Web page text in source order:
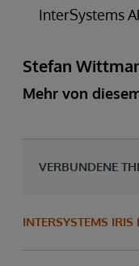
InterSystems
Stefan
Mehr von
VERBUNDENE
INTERSYSTEMS IRIS